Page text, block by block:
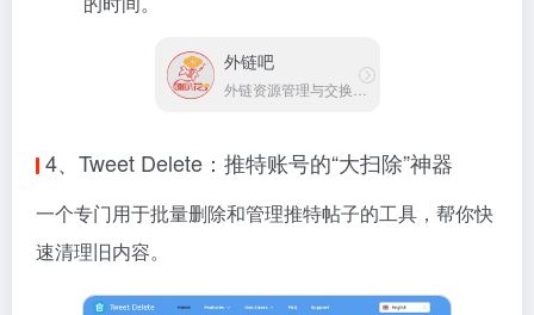
外链吧
外链资源管理与交换平台
4、Tweet Delete：推特账号的“大扫除”神器
一个专门用于批量删除和管理推特帖子的工具，帮你快
速清理旧内容。